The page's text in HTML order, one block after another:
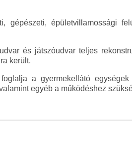
gépészeti, épületvillamossági
és játszóudvar teljes
került.
a gyermekellátó egységek
egyéb a működéshez